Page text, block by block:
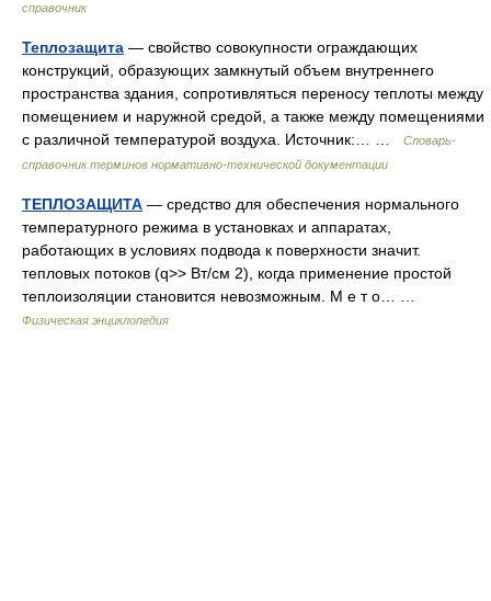
справочник
Теплозащита — свойство совокупности ограждающих
конструкций, образующих замкнутый объем внутреннего
пространства здания, сопротивляться переносу теплоты между
помещением и наружной средой, а также между помещениями
с различной температурой воздуха. Источник:… …
Словарь-
справочник терминов нормативно-технической документации
ТЕПЛОЗАЩИТА — средство для обеспечения нормального
температурного режима в установках и аппаратах,
работающих в условиях подвода к поверхности значит.
тепловых потоков (q>> Вт/см 2), когда применение простой
теплоизоляции становится невозможным. М е т о… …
Физическая энциклопедия